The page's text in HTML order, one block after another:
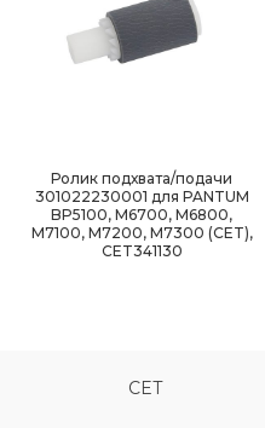
Ролик подхвата/подачи
301022230001 для PANTUM
BP5100, M6700, M6800,
M7100, M7200, M7300 (CET),
CET341130
CET